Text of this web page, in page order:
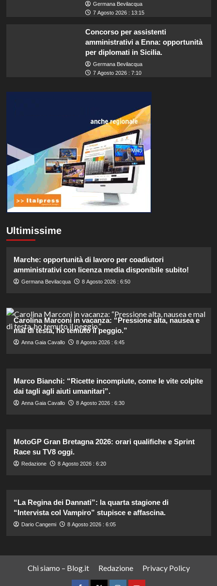
Germana Bevilacqua
7 Agosto 2026 : 13:15
Concorso per assistenti
amministrativi a Enna: opportunità
per diplomati in Sicilia.
Germana Bevilacqua
7 Agosto 2026 : 7:10
Ultimissime
Marche: opportunità di lavoro per coadiutori
amministrativi con licenza media disponibile subito!
Germana Bevilacqua 8 Agosto 2026 : 6:50
Carolina Marconi in vacanza: “Pressione alta, nausea e
mal di testa, ho temuto il peggio.”
Anna Gaia Cavallo 8 Agosto 2026 : 6:45
Marco Bianchi: “Ricette incompiute, come le vite colpite
dai tagli agli aiuti umanitari”.
Anna Gaia Cavallo 8 Agosto 2026 : 6:30
MotoGP Gran Bretagna 2026: orari qualifiche e Sprint
Race su TV8 oggi.
Redazione 8 Agosto 2026 : 6:20
“La Regina dei Dannati”: la quarta stagione di
“Intervista col Vampiro” stupisce e affascina.
Dario Cangemi 8 Agosto 2026 : 6:05
Chi siamo – Blog.it Redazione Privacy Policy